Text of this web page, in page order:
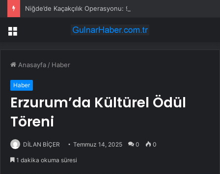
Niğde’de Kaçakçılık Operasyonu: 9 Gözaltı
Menü
Anasayfa / Haber
Haber
Erzurum’da Kültürel Ödül
Töreni
DİLAN BİÇER Temmuz 14, 2025 0 0
1 dakika okuma süresi